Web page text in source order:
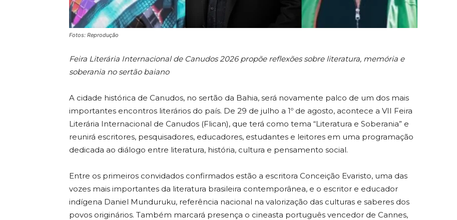
Fotos: Reprodução
Feira Literária Internacional de Canudos 2026 propõe reflexões sobre literatura, memória e
soberania no sertão baiano
A cidade histórica de Canudos, no sertão da Bahia, será novamente palco de um dos mais
importantes encontros literários do país. De 29 de julho a 1º de agosto, acontece a VII Feira
Literária Internacional de Canudos (Flican), que terá como tema “Literatura e Soberania” e
reunirá escritores, pesquisadores, educadores, estudantes e leitores em uma programação
dedicada ao diálogo entre literatura, história, cultura e pensamento social.
Entre os primeiros convidados confirmados estão a escritora Conceição Evaristo, uma das
vozes mais importantes da literatura brasileira contemporânea, e o escritor e educador
indígena Daniel Munduruku, referência nacional na valorização das culturas e saberes dos
povos originários. Também marcará presença o cineasta português vencedor de Cannes,